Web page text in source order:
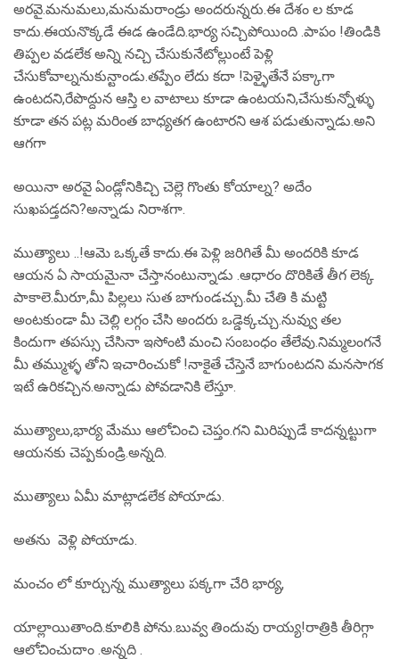
అరవై.మనుమలు,మనుమరాండ్రు అందరున్నరు.ఈ దేశం ల కూడ
కాదు.ఈయనొక్కడే ఈడ ఉండేది.భార్య సచ్చిపోయింది .పాపం !తిండికి
తిప్పల వడలేక అన్ని నచ్చి చేసుకునేటోల్లుంటే పెళ్లి
చేసుకోవాల్ననుకున్టాండు.తప్పేం లేదు కదా !పెళ్ళైతేనే పక్కాగా
ఉంటదని,రేపొద్దున ఆస్తి ల వాటాలు కూడా ఉంటయని,చేసుకున్నోళ్ళు
కూడా తన పట్ల మరింత బాధ్యతగ ఉంటారని ఆశ పడుతున్నాడు.అని
ఆగగా
అయినా అరవై ఏండ్లోనికిచ్చి చెల్లె గొంతు కోయాల్న? అదేం
సుఖపడ్తదని?అన్నాడు నిరాశగా.
ముత్యాలు ..!ఆమె ఒక్కతే కాదు.ఈ పెళ్లి జరిగితే మీ అందరికి కూడ
ఆయన ఏ సాయమైనా చేస్తానంటున్నాడు .ఆధారం దొరికితే తీగ లెక్క
పాకాలె.మీరూ,మీ పిల్లలు సుత బాగుండచ్చు.మీ చేతి కి మట్టి
అంటకుండా మీ చెల్లి లగ్గం చేసి అందరు ఒడ్డెక్కచ్చు.నువ్వు తల
కిందుగా తపస్సు చేసినా ఇసోంటి మంచి సంబంధం తేలేవు.నిమ్మలంగనే
మీ తమ్ముళ్ళ తోని ఇచారించుకో !నాకైతే చేస్తెనే బాగుంటదని మనసాగక
ఇటే ఉరికచ్చిన.అన్నాడు పోవడానికి లేస్తూ.
ముత్యాలు,భార్య మేము ఆలోచించి చెప్తం.గని మిరిప్పుడే కాదన్నట్టుగా
ఆయనకు చెప్పకుండ్రి.అన్నది.
ముత్యాలు ఏమీ మాట్లాడలేక పోయాడు.
అతను వెళ్లి పోయాడు.
మంచం లో కూర్చున్న ముత్యాలు పక్కగా చేరి భార్య,
యాల్లాయితాంది.కూలికి పోను.బువ్వ తిందువు రాయ్య!రాత్రికి తీరిగ్గా
ఆలోచించుదాం .అన్నది .